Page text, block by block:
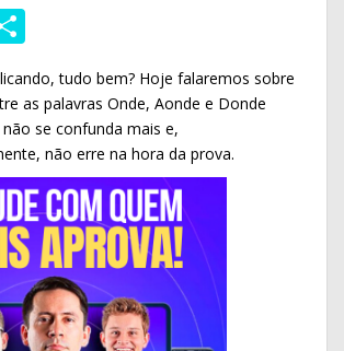
w h
ar
e
tudo bem? Hoje falaremos sobre
as palavras Onde, Aonde e Donde
se confunda mais e,
não erre na hora da prova.